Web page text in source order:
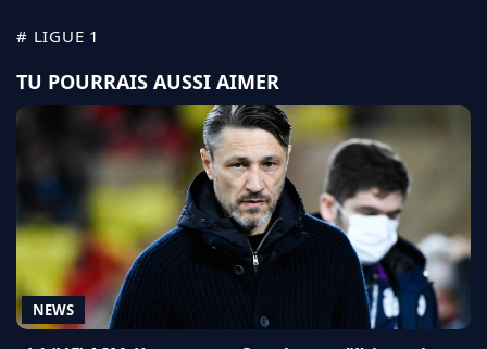
# LIGUE 1
TU POURRAIS AUSSI AIMER
NEWS